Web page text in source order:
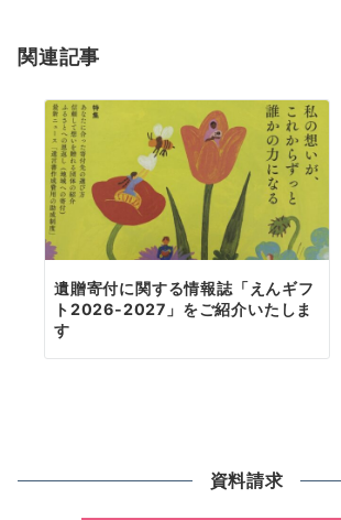
ン
関連記事
遺贈寄付に関する情報誌「えんギフ
ト2026-2027」をご紹介いたしま
す
資料請求